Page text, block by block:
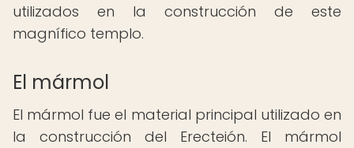
utilizados en la construcción de este
magnífico templo.
El mármol
El mármol fue el material principal utilizado en
la construcción del Erecteión. El mármol